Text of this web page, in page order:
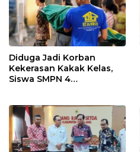
Diduga Jadi Korban
Kekerasan Kakak Kelas,
Siswa SMPN 4